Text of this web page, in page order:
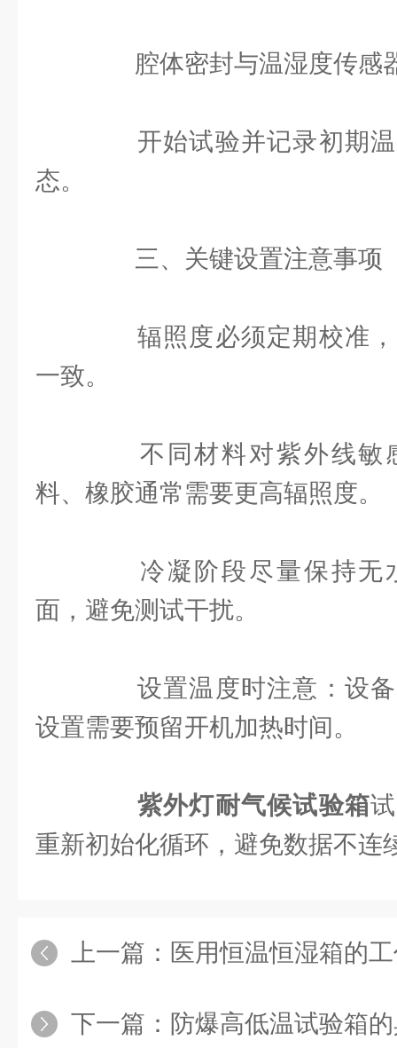
腔体密封与温湿度传感
开始试验并记录初期温
态。
三、关键设置注意事项
辐照度必须定期校准，
一致。
不同材料对紫外线敏
料、橡胶通常需要更高辐照度。
冷凝阶段尽量保持无
面，避免测试干扰。
设置温度时注意：设备
设置需要预留开机加热时间。
紫外灯耐气候试验箱
重新初始化循环，避免数据不连
上一篇： 医用恒温恒湿箱的工
下一篇： 防爆高低温试验箱